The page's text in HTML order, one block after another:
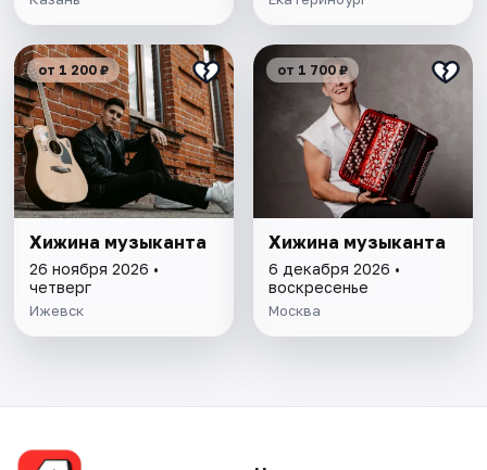
от 1 200 ₽
Хижина музыканта
26 ноября 2026 •
четверг
Ижевск
от 1 700 ₽
Хижина музыканта
6 декабря 2026 •
воскресенье
Москва